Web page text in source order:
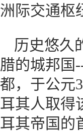
洲际交通枢
历史悠久
腊的城邦国
都，于公元
耳其人取得
耳其帝国的